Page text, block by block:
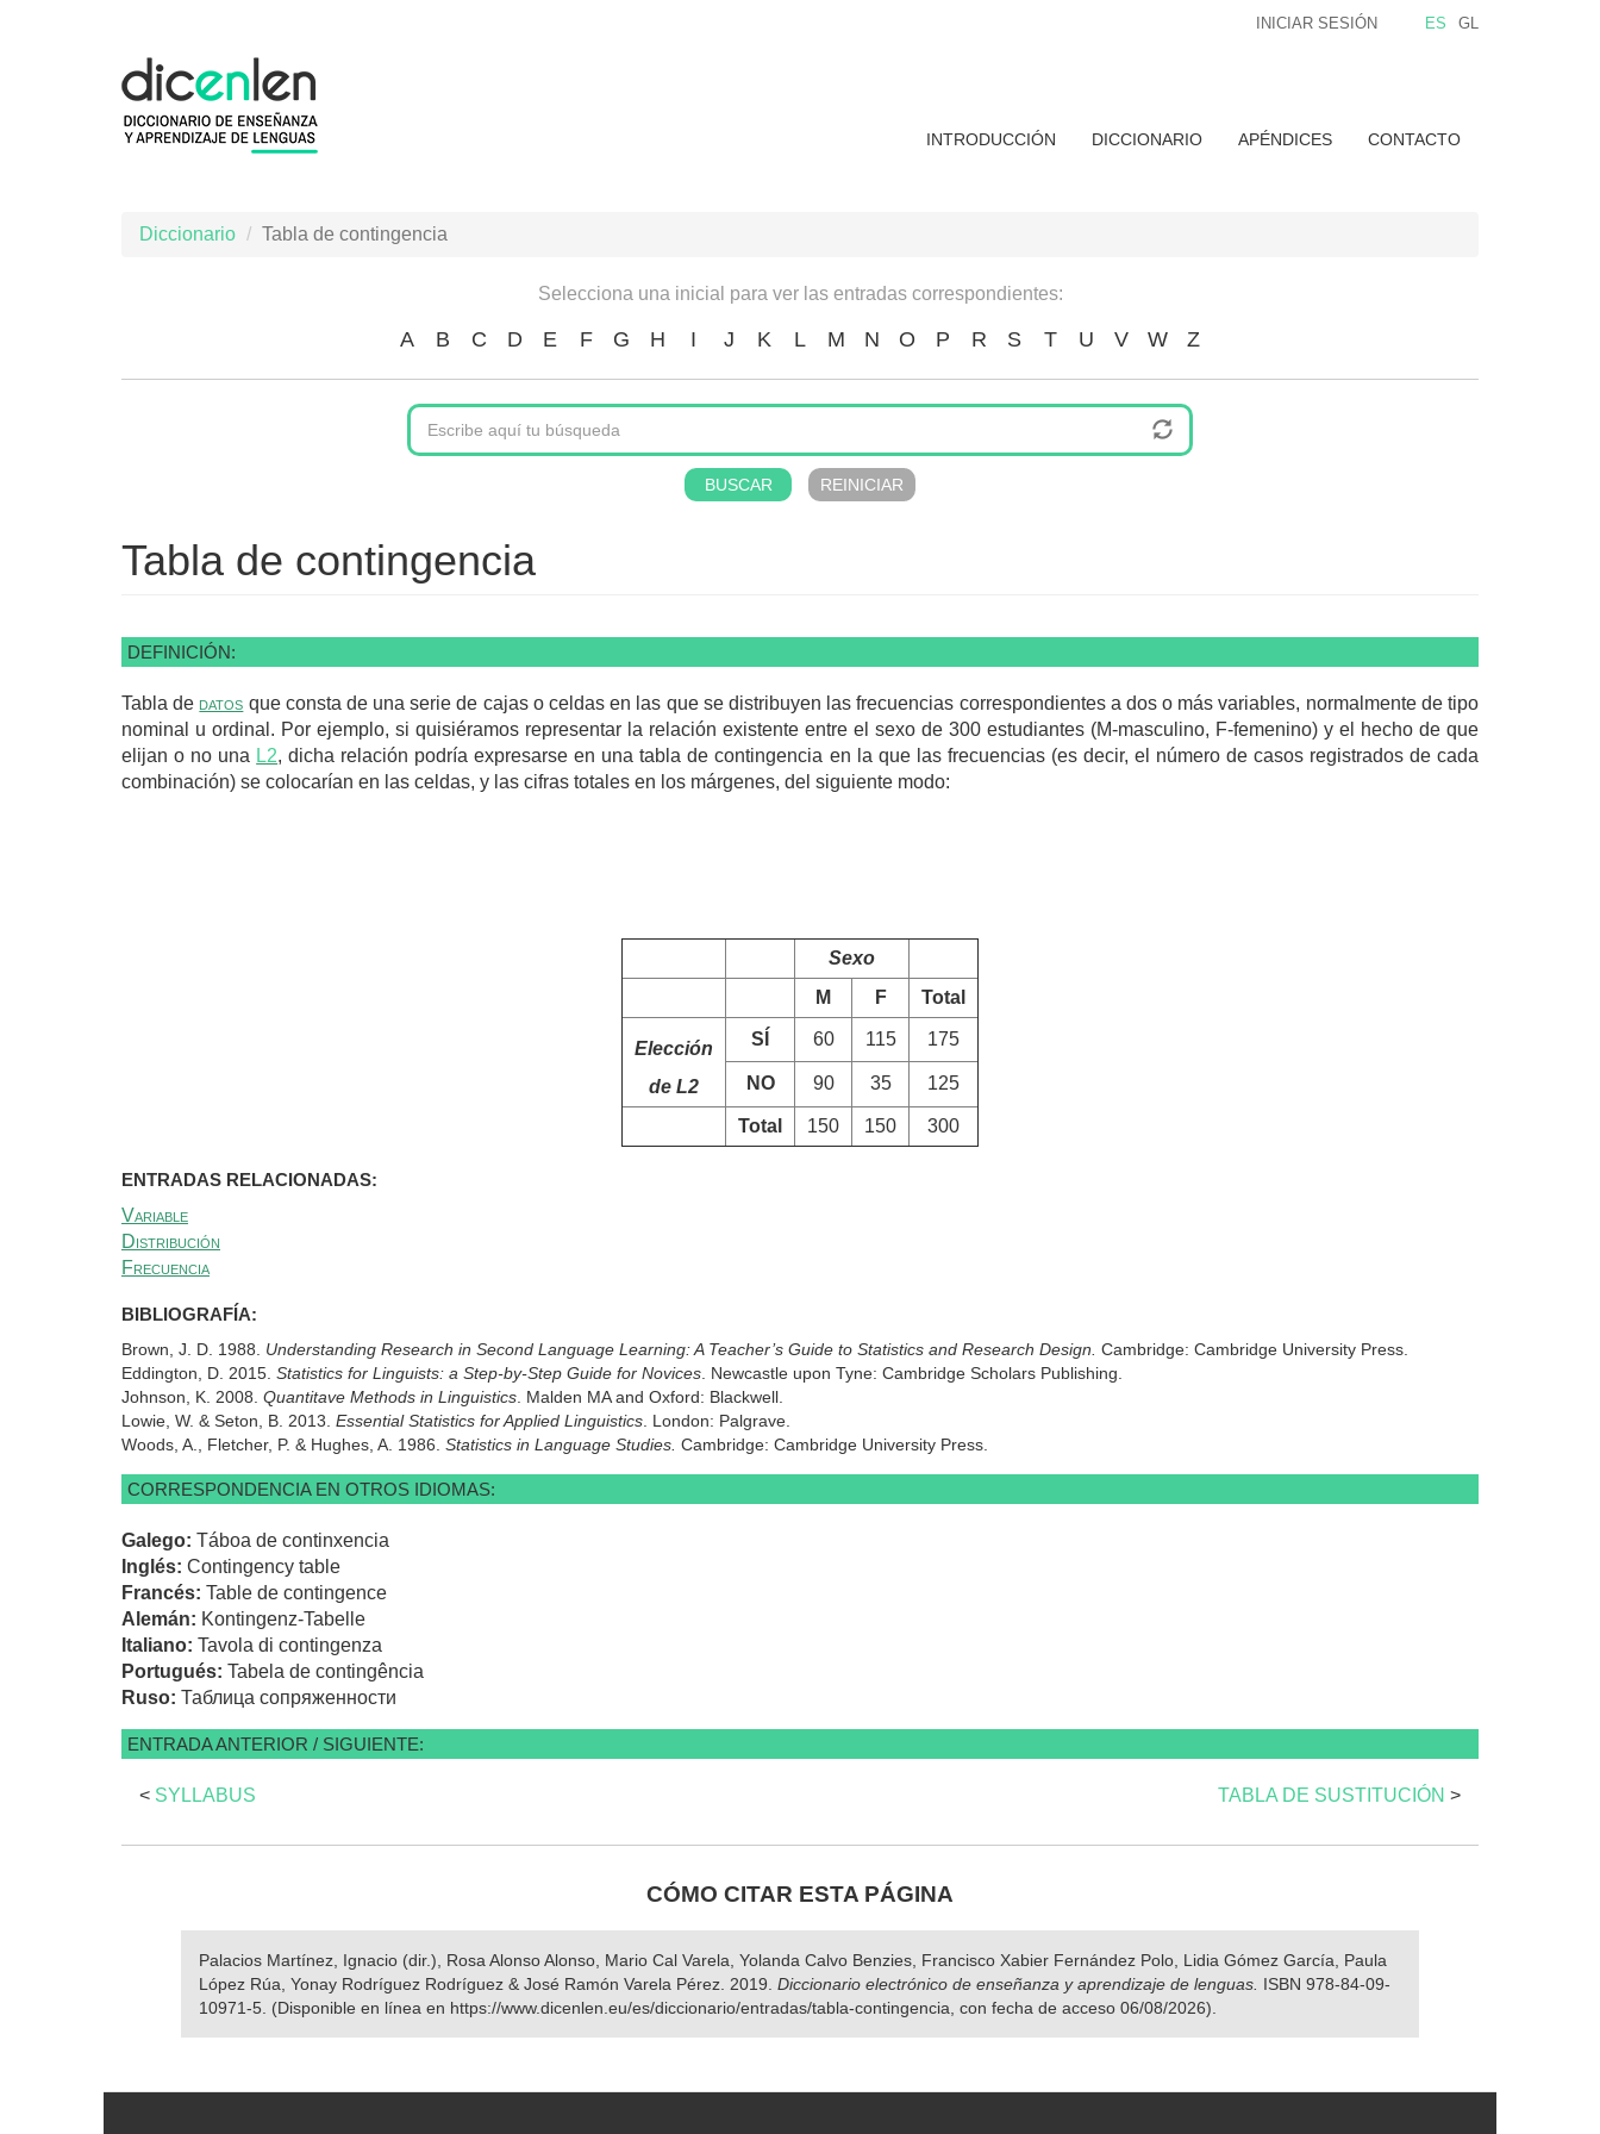
ES GL
INICIAR SESIÓN
INTRODUCCIÓN DICCIONARIO APÉNDICES CONTACTO
Diccionario Tabla de contingencia
Selecciona una inicial para ver las entradas correspondientes:
A B C D E F G H I J K L M N O P R S T U V W Z
Tabla de contingencia
DEFINICIÓN:
Tabla de datos que consta de una serie de cajas o celdas en las que se distribuyen las frecuencias correspondientes a dos o más variables, normalmente de tipo
nominal u ordinal. Por ejemplo, si quisiéramos representar la relación existente entre el sexo de 300 estudiantes (M-masculino, F-femenino) y el hecho de que
elijan o no una L2, dicha relación podría expresarse en una tabla de contingencia en la que las frecuencias (es decir, el número de casos registrados de cada
combinación) se colocarían en las celdas, y las cifras totales en los márgenes, del siguiente modo:
Sexo
M
F Total
Elección
de L2
SÍ 60 115 175
NO 90 35 125
Total 150 150 300
ENTRADAS RELACIONADAS:
Variable
Distribución
Frecuencia
BIBLIOGRAFÍA:
Brown, J. D. 1988. Understanding Research in Second Language Learning: A Teacher’s Guide to Statistics and Research Design. Cambridge: Cambridge University Press.
Eddington, D. 2015. Statistics for Linguists: a Step-by-Step Guide for Novices . Newcastle upon Tyne: Cambridge Scholars Publishing.
Johnson, K. 2008. Quantitave Methods in Linguistics . Malden MA and Oxford: Blackwell.
Lowie, W. & Seton, B. 2013. Essential Statistics for Applied Linguistics . London: Palgrave.
Woods, A., Fletcher, P. & Hughes, A. 1986. Statistics in Language Studies. Cambridge: Cambridge University Press.
CORRESPONDENCIA EN OTROS IDIOMAS:
Galego: Táboa de continxencia
Inglés: Contingency table
Francés: Table de contingence
Alemán: Kontingenz-Tabelle
Italiano: Tavola di contingenza
Portugués: Tabela de contingência
Ruso: Таблица сопряженности
ENTRADA ANTERIOR / SIGUIENTE:
< SYLLABUS TABLA DE SUSTITUCIÓN >
CÓMO CITAR ESTA PÁGINA
Palacios Martínez, Ignacio (dir.), Rosa Alonso Alonso, Mario Cal Varela, Yolanda Calvo Benzies, Francisco Xabier Fernández Polo, Lidia Gómez García, Paula
López Rúa, Yonay Rodríguez Rodríguez & José Ramón Varela Pérez. 2019. Diccionario electrónico de enseñanza y aprendizaje de lenguas. ISBN 978-84-09-
10971-5. (Disponible en línea en https://www.dicenlen.eu/es/diccionario/entradas/tabla-contingencia, con fecha de acceso 06/08/2026).